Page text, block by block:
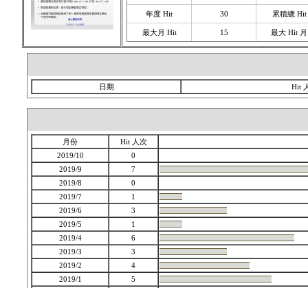
年度 Hit 30 累積總 Hit
最大月 Hit 15 最大 Hit 月
日期 Hit
月份
Hit 人次
2019/10
0
2019/9
7
2019/8
0
2019/7
1
2019/6
3
2019/5
1
2019/4
6
2019/3
3
2019/2
4
2019/1
5